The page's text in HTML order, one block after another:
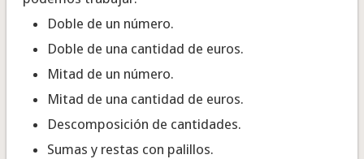
Doble de un número.
Doble de una cantidad de euros.
Mitad de un número.
Mitad de una cantidad de euros.
Descomposición de cantidades.
Sumas y restas con palillos.